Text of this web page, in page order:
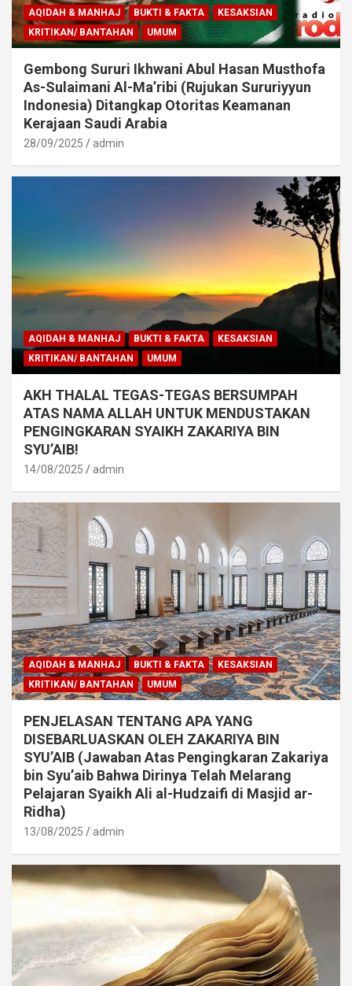
AQIDAH & MANHAJ BUKTI & FAKTA
KESAKSIAN
KRITIKAN/ BANTAHAN
UMUM
Gembong Sururi Ikhwani Abul Hasan Musthofa
As-Sulaimani Al-Ma’ribi (Rujukan Sururiyyun
Indonesia) Ditangkap Otoritas Keamanan
Kerajaan Saudi Arabia
28/09/2025 admin
AQIDAH & MANHAJ BUKTI & FAKTA
KESAKSIAN
KRITIKAN/ BANTAHAN
UMUM
AKH THALAL TEGAS-TEGAS BERSUMPAH
ATAS NAMA ALLAH UNTUK MENDUSTAKAN
PENGINGKARAN SYAIKH ZAKARIYA BIN
SYU’AIB!
14/08/2025 admin
AQIDAH & MANHAJ BUKTI & FAKTA
KESAKSIAN
KRITIKAN/ BANTAHAN
UMUM
PENJELASAN TENTANG APA YANG
DISEBARLUASKAN OLEH ZAKARIYA BIN
SYU’AIB (Jawaban Atas Pengingkaran Zakariya
bin Syu’aib Bahwa Dirinya Telah Melarang
Pelajaran Syaikh Ali al-Hudzaifi di Masjid ar-
Ridha)
13/08/2025 admin